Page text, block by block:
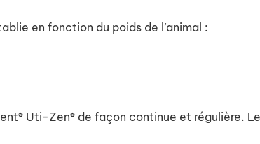
en fonction du poids de l’animal :
Uti-Zen® de façon continue et régulière.